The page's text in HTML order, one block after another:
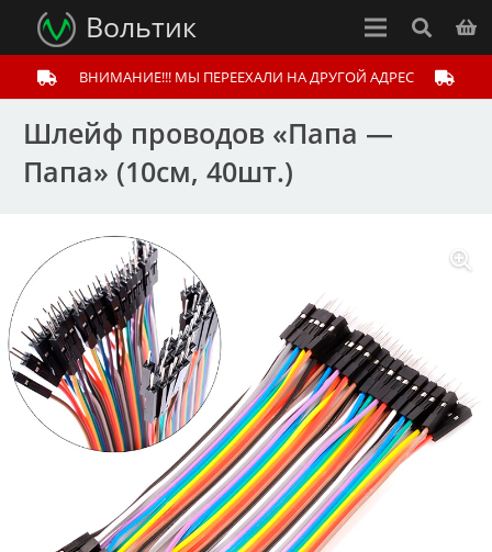
Вольтик
ВНИМАНИЕ!!! МЫ ПЕРЕЕХАЛИ НА ДРУГОЙ АДРЕС
Шлейф проводов «Папа —
Папа» (10см, 40шт.)